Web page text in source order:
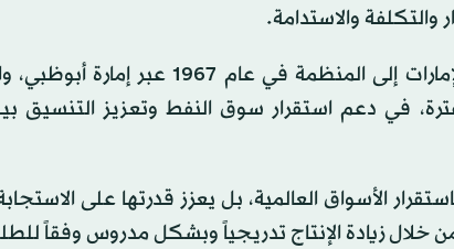
والتكلفة والاستدامة.
ويُنهي القرار عقوداً من التعاون داخل «أوبك»، حيث انضمت الإمارات إلى المنظمة في
وأسهمت، خلال هذه الفترة، في دعم استقرار سوق النفط وتعزيز
الأسواق العالمية، بل يعزز قدرتها على
خلال زيادة الإنتاج تدريجياً وبشكل مدروس وفقاً